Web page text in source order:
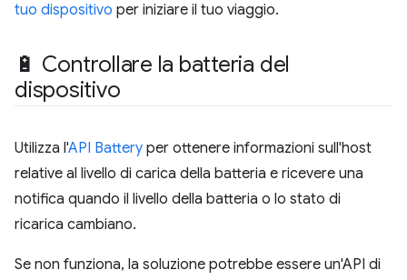
tuo dispositivo per iniziare il tuo viaggio.
🔋 Controllare la batteria del
dispositivo
Utilizza l'API Battery per ottenere informazioni sull'host
relative al livello di carica della batteria e ricevere una
notifica quando il livello della batteria o lo stato di
ricarica cambiano.
Se non funziona, la soluzione potrebbe essere un'API di